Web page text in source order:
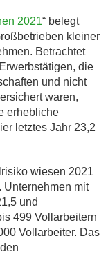
2021“ belegt
kleiner
Betrachtet
die
und nicht
waren,
erhebliche
letztes Jahr 23,2
wiesen 2021
mit
und
499 Vollarbeitern
Vollarbeiter. Das